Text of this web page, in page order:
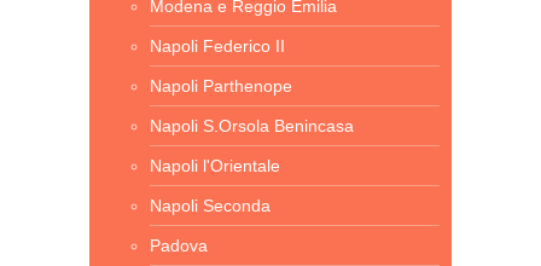
Modena e Reggio Emilia
Napoli Federico II
Napoli Parthenope
Napoli S.Orsola Benincasa
Napoli l'Orientale
Napoli Seconda
Padova